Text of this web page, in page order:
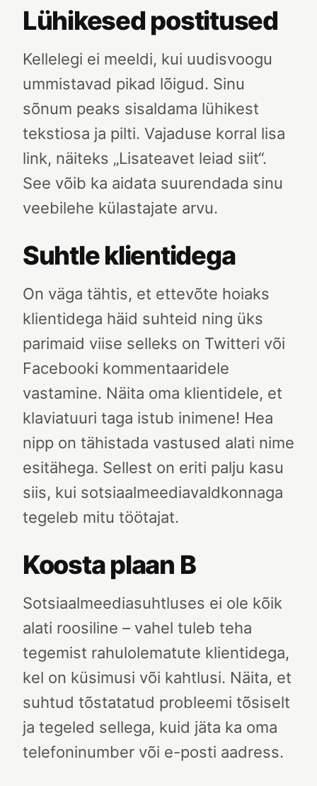
Lühikesed postitused
Kellelegi ei meeldi, kui uudisvoogu
ummistavad pikad lõigud. Sinu
sõnum peaks sisaldama lühikest
tekstiosa ja pilti. Vajaduse korral lisa
link, näiteks „Lisateavet leiad siit“.
See võib ka aidata suurendada sinu
veebilehe külastajate arvu.
Suhtle klientidega
On väga tähtis, et ettevõte hoiaks
klientidega häid suhteid ning üks
parimaid viise selleks on Twitteri või
Facebooki kommentaaridele
vastamine. Näita oma klientidele, et
klaviatuuri taga istub inimene! Hea
nipp on tähistada vastused alati nime
esitähega. Sellest on eriti palju kasu
siis, kui sotsiaalmeediavaldkonnaga
tegeleb mitu töötajat.
Koosta plaan B
Sotsiaalmeediasuhtluses ei ole kõik
alati roosiline – vahel tuleb teha
tegemist rahulolematute klientidega,
kel on küsimusi või kahtlusi. Näita, et
suhtud tõstatatud probleemi tõsiselt
ja tegeled sellega, kuid jäta ka oma
telefoninumber või e-posti aadress.